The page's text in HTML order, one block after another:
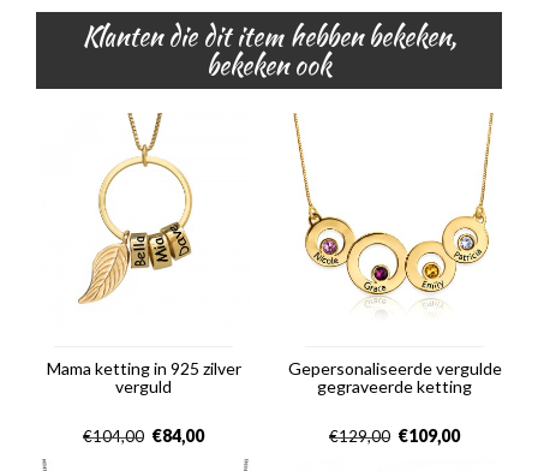
Klanten die dit item hebben bekeken,
bekeken ook
Mama ketting in 925 zilver
verguld
€104,00 €84,00
Gepersonaliseerde vergulde
gegraveerde ketting
€129,00 €109,00